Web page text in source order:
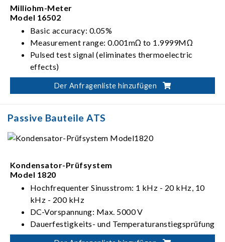
Milliohm-Meter
Model 16502
Basic accuracy: 0.05%
Measurement range: 0.001mΩ to 1.9999MΩ
Pulsed test signal (eliminates thermoelectric
effects)
DC test signal (enhances measurement speed)
Der Anfragenliste hinzufügen
Passive Bauteile ATS
Kondensator-Prüfsystem
Model 1820
Hochfrequenter Sinusstrom: 1 kHz - 20 kHz, 10
kHz - 200 kHz
DC-Vorspannung: Max. 5000 V
Dauerfestigkeits- und Temperaturanstiegsprüfung
für Kondensatoren